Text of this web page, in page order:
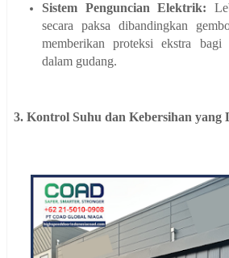
Sistem Penguncian Elektrik:
secara paksa dibandingkan
memberikan proteksi ekstra bagi
dalam gudang.
3. Kontrol Suhu dan Kebersihan yang